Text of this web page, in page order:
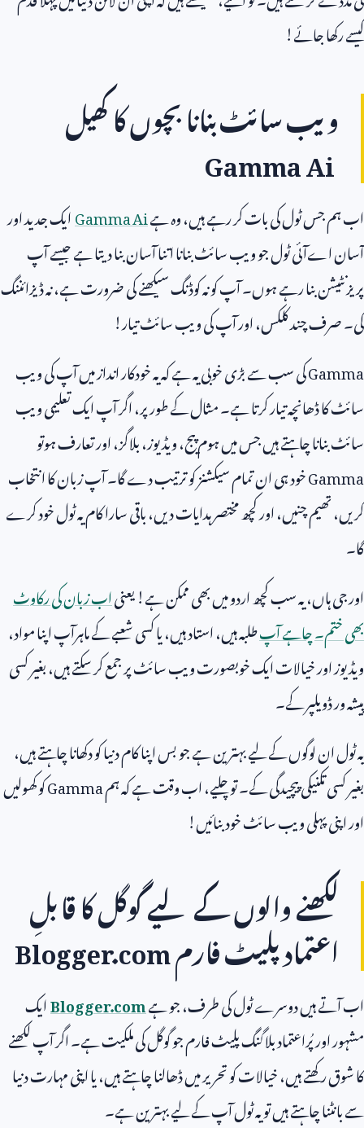
کیسے رکھا جائے!
ویب سائٹ بنانا بچوں کا کھیل
Gamma Ai
اب ہم جس ٹول کی بات کر رہے ہیں، وہ ہےGamma Aiایک جدید اور
آسان اےآئی ٹول جو ویب سائٹ بنانا اتنا آسان بنا دیتا ہے جیسے آپ
پریزنٹیشن بنا رہے ہوں۔ آپ کو نہ کوڈنگ سیکھنے کی ضرورت ہے، نہ ڈیزائننگ
کی۔ صرف چند کلکس، اور آپ کی ویب سائٹ تیار!
Gammaکی سب سے بڑی خوبی یہ ہے کہ یہ خودکار انداز میں آپ کی ویب
سائٹ کا ڈھانچہ تیار کرتا ہے۔ مثال کے طور پر، اگر آپ ایک تعلیمی ویب
سائٹ بنانا چاہتے ہیں جس میں ہوم پیج، ویڈیوز، بلاگز، اور تعارف ہوتو
Gammaخود ہی ان تمام سیکشنز کو ترتیب دے گا۔ آپ زبان کا انتخاب
کریں، تھیم چنیں، اور کچھ مختصر ہدایات دیں، باقی سارا کام یہ ٹول خود کرے
گا۔
اور جی ہاں، یہ سب کچھ اردو میں بھی ممکن ہے! یعنیاب زبان کی رکاوٹ
بھی ختم۔ چاہے آپطلبہ ہیں، استاد ہیں، یا کسی شعبے کے ماہرآپ اپنا مواد،
ویڈیوز اور خیالات ایک خوبصورت ویب سائٹ پر جمع کر سکتے ہیں، بغیر کسی
پیشہ ور ڈویلپر کے۔
یہ ٹول ان لوگوں کے لیے بہترین ہے جو بس اپنا کام دنیا کو دکھانا چاہتے ہیں،
بغیر کسی تکنیکی پیچیدگی کے۔ تو چلیے، اب وقت ہے کہ ہمGammaکو کھولیں
اور اپنی پہلی ویب سائٹ خود بنائیں!
لکھنے والوں کے لیے گوگل کا قابلِ
اعتماد پلیٹ فارمBlogger.com
اب آتے ہیں دوسرے ٹول کی طرف، جو ہےBlogger.comایک
مشہور اور پُراعتماد بلاگنگ پلیٹ فارم جو گوگل کی ملکیت ہے۔ اگر آپ لکھنے
کا شوق رکھتے ہیں، خیالات کو تحریر میں ڈھالنا چاہتے ہیں، یا اپنی مہارت دنیا
سے بانٹنا چاہتے ہیں تو یہ ٹول آپ کے لیے بہترین ہے۔